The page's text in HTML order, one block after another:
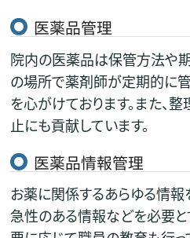
医薬品管理
院内の医薬品は保管方法や
の場所で薬剤師が定期的に
を心がけております。また、
止にも貢献しています。
医薬品情報管理
お薬に関係するあらゆる情報
急性のある情報などを必要と